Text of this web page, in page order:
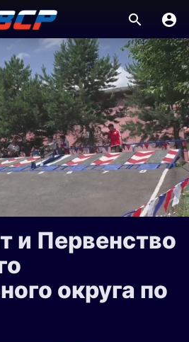
и Первенство
округа по